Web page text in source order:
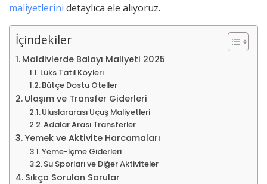
maliyetlerini detaylıca ele alıyoruz.
İçindekiler
Maldivlerde Balayı Maliyeti 2025
Lüks Tatil Köyleri
Bütçe Dostu Oteller
Ulaşım ve Transfer Giderleri
Uluslararası Uçuş Maliyetleri
Adalar Arası Transferler
Yemek ve Aktivite Harcamaları
Yeme-İçme Giderleri
Su Sporları ve Diğer Aktiviteler
Sıkça Sorulan Sorular